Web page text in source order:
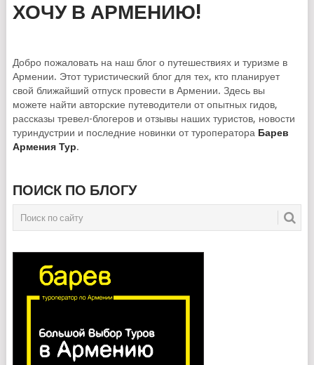
ХОЧУ В АРМЕНИЮ!
Добро пожаловать на наш блог о путешествиях и туризме в
Армении. Этот туристический блог для тех, кто планирует
свой ближайший отпуск провести в Армении. Здесь вы
можете найти авторские путеводители от опытных гидов,
рассказы тревел-блогеров и отзывы наших туристов, новости
туриндустрии и последние новинки от туроператора Барев
Армения Тур.
ПОИСК ПО БЛОГУ